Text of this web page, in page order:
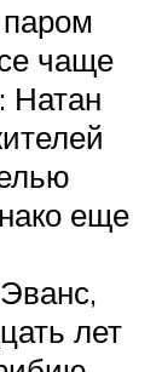
чаще
Натан
еще
лет